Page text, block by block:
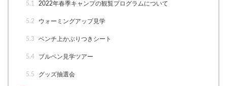
5.1 2022年春季キャンプの観覧プログラムについて
5.2 ウォーミングアップ見学
5.3 ベンチ上かぶりつきシート
5.4 ブルペン見学ツアー
5.5 グッズ抽選会